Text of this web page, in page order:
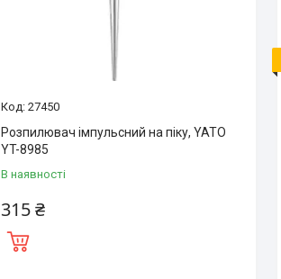
27450
Розпилювач імпульсний на піку, YATO
YT-8985
В наявності
315 ₴